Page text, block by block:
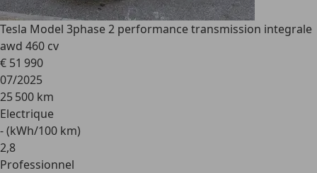
Tesla Model 3phase 2 performance transmission integrale
awd 460 cv
€ 51 990
07/2025
25 500 km
Electrique
- (kWh/100 km)
2,8
Professionnel